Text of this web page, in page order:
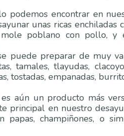
podemos encontrar en
unas ricas
poblano con pollo, y
puede preparar de muy
tamales, tlayudas,
tostadas, empanadas,
aún un producto más
principal en nuestro
papas, champiñones, o